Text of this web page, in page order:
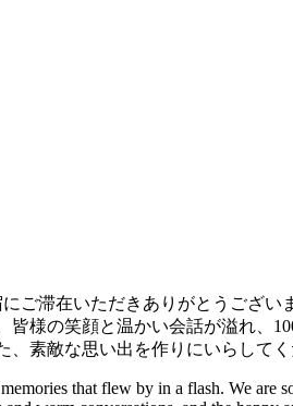
ご滞在いただきありがとうござ
様の笑顔と温かい会話が溢れ、
素敵な思い出を作りにいらしてく
that flew by in a flash. ‍‍‍We are